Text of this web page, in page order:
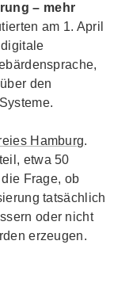
– mehr
am 1. April
den
Hamburg.
etwa 50
Frage, ob
tatsächlich
oder nicht
erzeugen.